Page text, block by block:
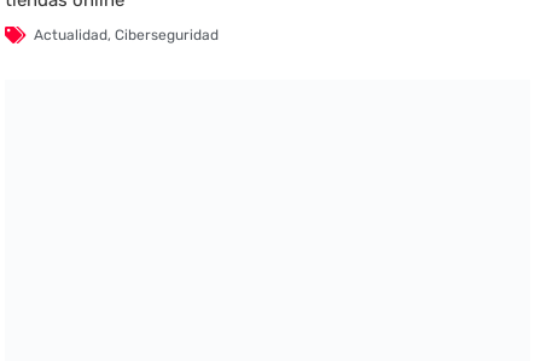
Actualidad,Ciberseguridad